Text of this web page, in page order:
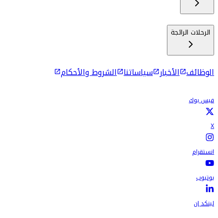
الرحلات الرائجة
الوظائف الأخبار سياساتنا الشروط والأحكام
فيس بوك
X
انستقرام
يوتيوب
لينكد إن